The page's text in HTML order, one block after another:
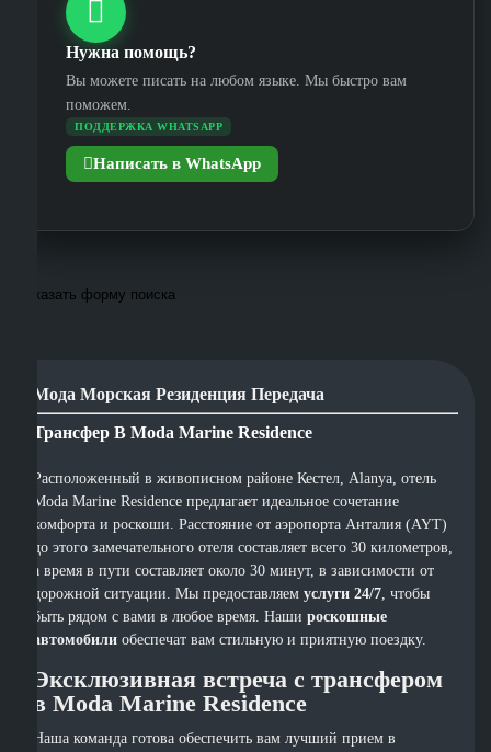
Нужна помощь?
Вы можете писать на любом языке. Мы быстро вам
поможем.
ПОДДЕРЖКА WHATSAPP
Написать в WhatsApp
Показать форму поиска
Мода Морская Резиденция Передача
Трансфер В Moda Marine Residence
Расположенный в живописном районе Кестел, Alanya, отель
Moda Marine Residence предлагает идеальное сочетание
комфорта и роскоши. Расстояние от аэропорта Анталия (AYT)
до этого замечательного отеля составляет всего 30 километров,
а время в пути составляет около 30 минут, в зависимости от
дорожной ситуации. Мы предоставляемуслуги 24/7, чтобы
быть рядом с вами в любое время. Нашироскошные
автомобили обеспечат вам стильную и приятную поездку.
Эксклюзивная встреча с трансфером
в Moda Marine Residence
Наша команда готова обеспечить вам лучший прием в